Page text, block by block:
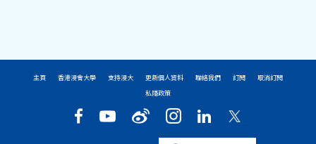
主頁 香港浸會大學 支持浸大 更新個人資料 聯絡我們 訂閱
取消訂閱
私隱政策